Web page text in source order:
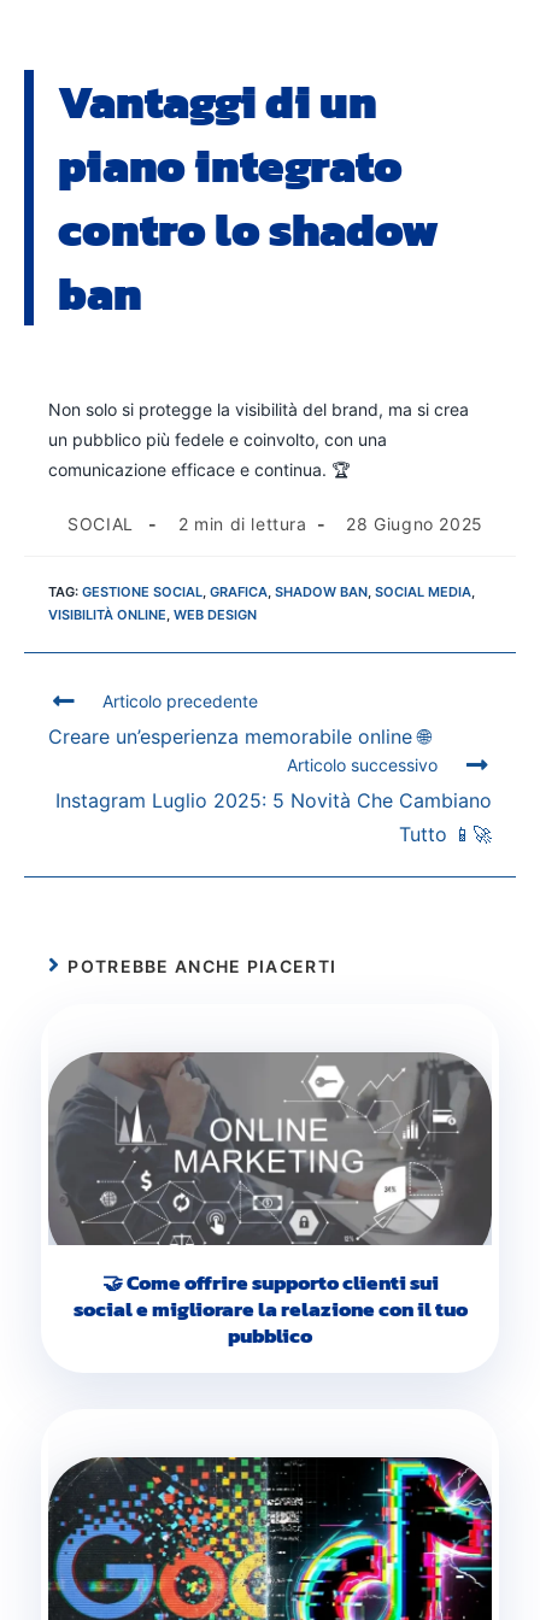
Vantaggi di un
piano integrato
contro lo shadow
ban
Non solo si protegge la visibilità del brand, ma si crea
un pubblico più fedele e coinvolto, con una
comunicazione efficace e continua. 🏆
SOCIAL 2 min di lettura 28 Giugno 2025
TAG: GESTIONE SOCIAL, GRAFICA, SHADOW BAN, SOCIAL MEDIA,
VISIBILITÀ ONLINE, WEB DESIGN
Articolo precedente
Creare un’esperienza memorabile online 🌐
Articolo successivo
Instagram Luglio 2025: 5 Novità Che Cambiano
Tutto 📱🚀
POTREBBE ANCHE PIACERTI
🤝 Come offrire supporto clienti sui
social e migliorare la relazione con il tuo
pubblico